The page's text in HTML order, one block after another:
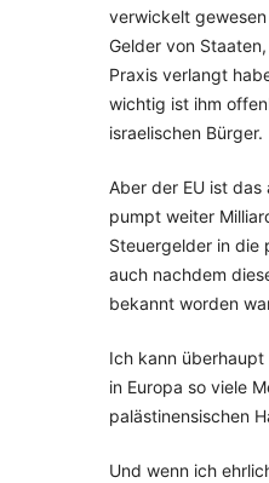
verwickelt
Gelder von
Praxis verlangt
wichtig ist ihm
israelischen Bürger.
Aber der EU ist
pumpt weiter
Steuergelder in die
auch nachdem
bekannt worden
Ich kann
in Europa so viele
palästinensischen
Und wenn ich